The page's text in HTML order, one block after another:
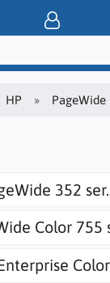
HP PageWide
352 ser.
Color 755